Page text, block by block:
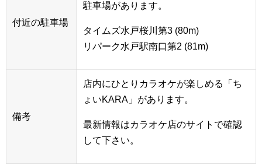
付近の駐車場
駐車場があります。
タイムズ水戸桜川第3 (80m)
リパーク水戸駅南口第2 (81m)
備考
店内にひとりカラオケが楽しめる「ち
ょいKARA」があります。
最新情報はカラオケ店のサイトで確認
して下さい。